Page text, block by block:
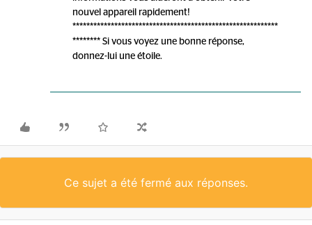
nouvel appareil rapidement!
***********************************************************
******** Si vous voyez une bonne réponse,
donnez-lui une étoile.
Ce sujet a été fermé aux réponses.